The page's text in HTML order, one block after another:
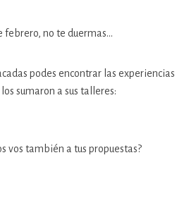
febrero, no te duermas…
podes encontrar las experiencias
sumaron a sus talleres:
vos también a tus propuestas?